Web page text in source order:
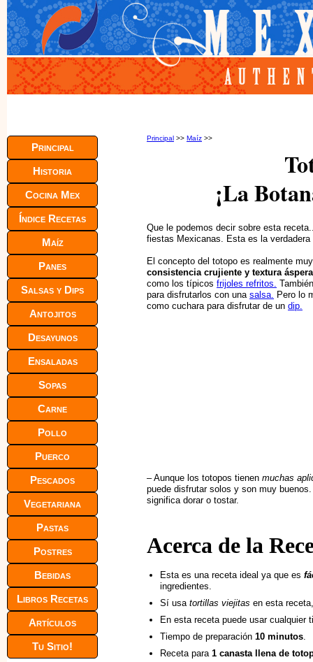
Principal >> Maíz >>
¡La
Que le podemos decir sobre esta
fiestas Mexicanas. Esta es la
El concepto del totopo es realmente
consistencia crujiente y textura áspera
como los típicos frijoles refritos.
para disfrutarlos con una salsa. Pero lo
como cuchara para disfrutar de un dip.
– Aunque los totopos tienen muchas
puede disfrutar solos y son muy
significa dorar o tostar.
Acerca de la
Esta es una receta ideal ya que es
ingredientes.
Sí usa tortillas viejitas en esta
En esta receta puede usar cualquier
Tiempo de preparación 10 minutos.
Receta para 1 canasta llena de
Principal
Historia
Cocina Mex
Índice Recetas
Maíz
Panes
Salsas y Dips
Antojitos
Desayunos
Ensaladas
Sopas
Carne
Pollo
Puerco
Pescados
Vegetariana
Pastas
Postres
Bebidas
Libros Recetas
Artículos
Tu Sitio!